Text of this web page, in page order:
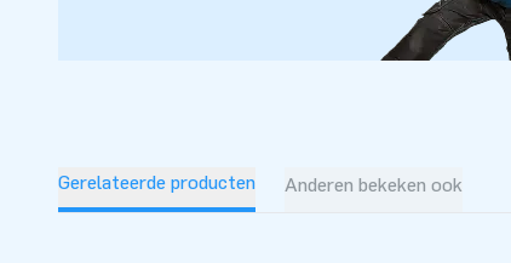
Gerelateerde producten Anderen bekeken ook